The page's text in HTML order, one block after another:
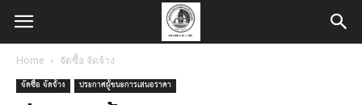
Home จัดซื้อ จัดจ้าง
จัดซื้อ จัดจ้าง ประกาศผู้ชนะการเสนอราคา